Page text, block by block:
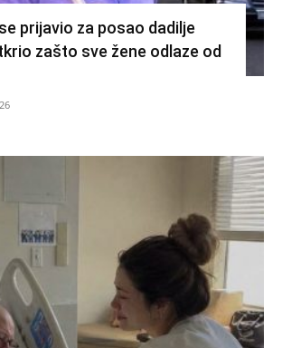
prijavio za posao dadilje
zašto sve žene odlaze od